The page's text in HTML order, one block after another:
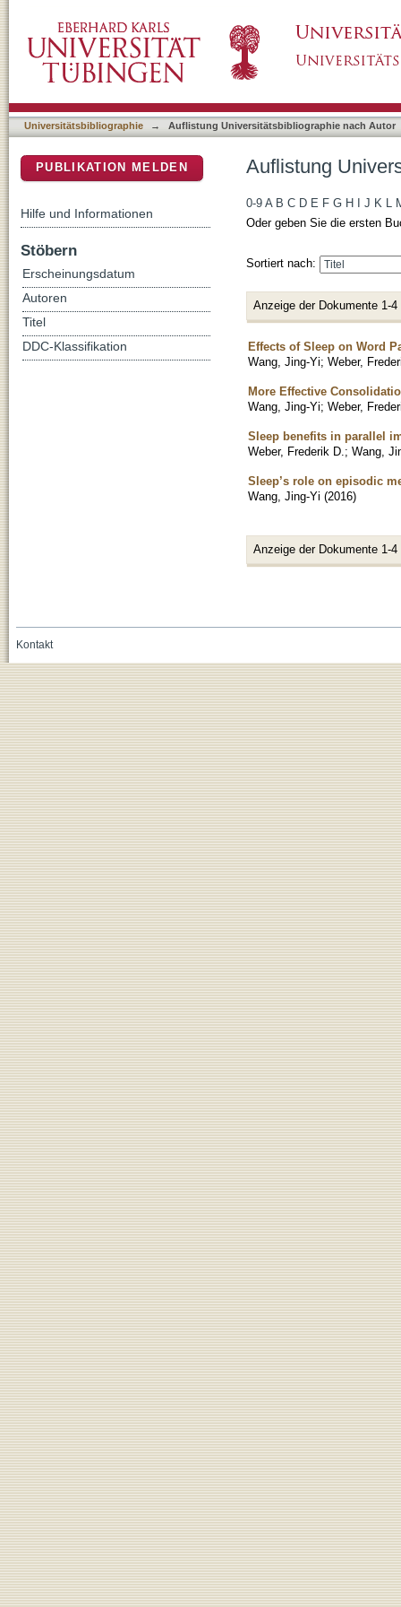
Universitätsbibliographie → Auflistung Universitätsbibliographie nach Autor
Auflistung
0-9 A B C D E F G H J K L
Oder geben Sie die ersten
Sortiert nach:
Anzeige der Dokumente 1-4
Effects of Sleep on Word
Wang, Jing-Yi; Weber,
More Effective
Wang, Jing-Yi; Weber,
Sleep benefits in parallel
Weber, Frederik D. ; Wang,
Sleep’s role on episodic
Wang, Jing-Yi (2016)
Anzeige der Dokumente 1-4
PUBLIKATION MELDEN
Hilfe und Informationen
Stöbern
Erscheinungsdatum
Autoren
Titel
DDC-Klassifikation
Kontakt